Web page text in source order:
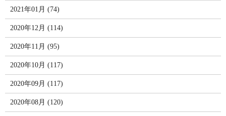
2021年01月 (74)
2020年12月 (114)
2020年11月 (95)
2020年10月 (117)
2020年09月 (117)
2020年08月 (120)